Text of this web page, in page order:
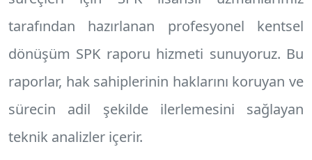
tarafından hazırlanan profesyonel kentsel
dönüşüm SPK raporu hizmeti sunuyoruz. Bu
raporlar, hak sahiplerinin haklarını koruyan ve
sürecin adil şekilde ilerlemesini sağlayan
teknik analizler içerir.